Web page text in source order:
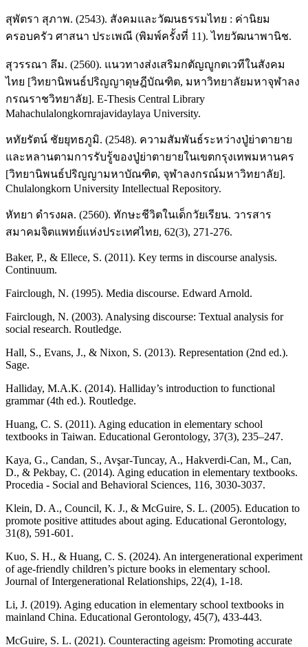
สุพัตรา สุภาพ. (2543). สังคมและวัฒนธรรมไทย : ค่านิยม
ครอบครัว ศาสนา ประเพณี (พิมพ์ครั้งที่ 11). ไทยวัฒนาพานิช.
สุวรรณา ลึม. (2560). แนวทางส่งเสริมกตัญญูกตเวทีในสังคม
ไทย [วิทยานิพนธ์ปริญญาดุษฎีบัณฑิต, มหาวิทยาลัยมหาจุฬาลง
กรณราชวิทยาลัย]. E-Thesis Central Library
Mahachulalongkornrajavidaylaya University.
หทัยรัตน์ ชัยยุทธภูมิ. (2548). ความสัมพันธ์ระหว่างปู่ย่าตายาย
และหลานตามการรับรู้ของปู่ย่าตายายในเขตกรุงเทพมหานคร
[วิทยานิพนธ์ปริญญามหาบัณฑิต, จุฬาลงกรณ์มหาวิทยาลัย].
Chulalongkorn University Intellectual Repository.
หัทยา ดำรงผล. (2560). ทักษะชีวิตในเด็กวัยเรียน. วารสาร
สมาคมจิตแพทย์แห่งประเทศไทย, 62(3), 271-276.
Baker, P., & Ellece, S. (2011). Key terms in discourse analysis.
Continuum.
Fairclough, N. (1995). Media discourse. Edward Arnold.
Fairclough, N. (2003). Analysing discourse: Textual analysis for
social research. Routledge.
Hall, S., Evans, J., & Nixon, S. (2013). Representation (2nd ed.).
Sage.
Halliday, M.A.K. (2014). Halliday’s introduction to functional
grammar (4th ed.). Routledge.
Huang, C. S. (2011). Aging education in elementary school
textbooks in Taiwan. Educational Gerontology, 37(3), 235–247.
Kaya, G., Candan, S., Avşar-Tuncay, A., Hakverdi-Can, M., Can,
D., & Pekbay, C. (2014). Aging education in elementary textbooks.
Procedia - Social and Behavioral Sciences, 116, 3030-3037.
Klein, D. A., Council, K. J., & McGuire, S. L. (2005). Education to
promote positive attitudes about aging. Educational Gerontology,
31(8), 591-601.
Kuo, S. H., & Huang, C. S. (2024). An intergenerational experiment
of age-friendly children’s picture books in elementary school.
Journal of Intergenerational Relationships, 22(4), 1-18.
Li, J. (2019). Aging education in elementary school textbooks in
mainland China. Educational Gerontology, 45(7), 433-443.
McGuire, S. L. (2021). Counteracting ageism: Promoting accurate